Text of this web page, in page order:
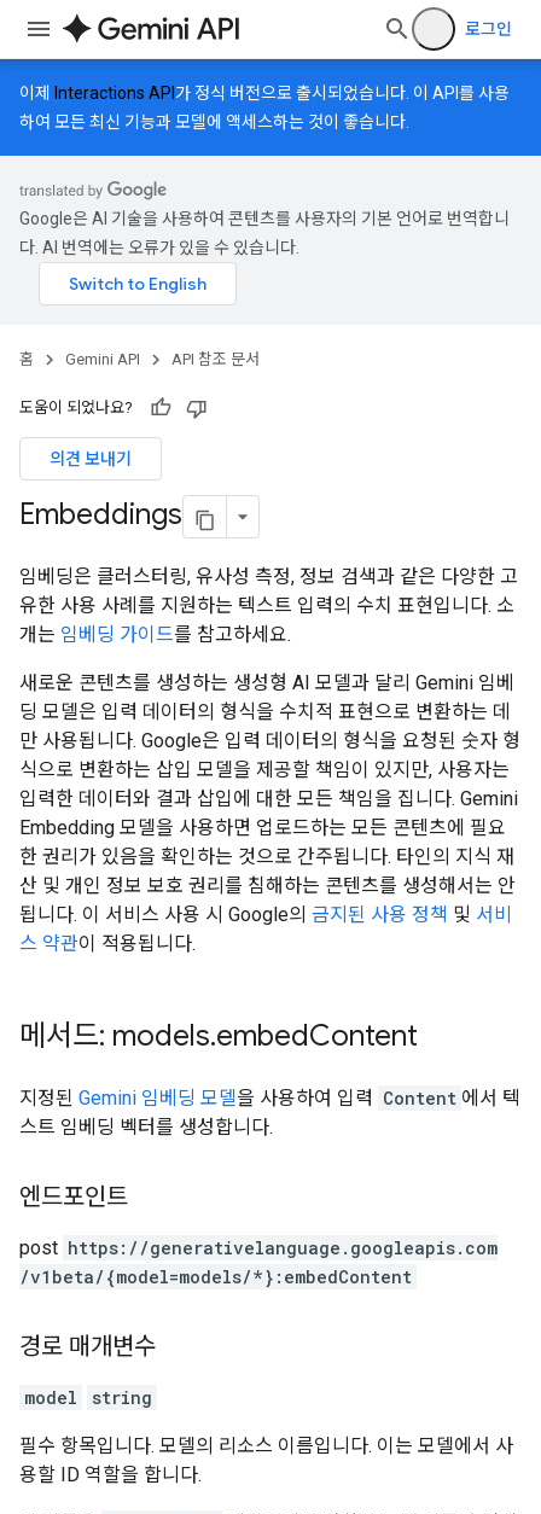
로그인
이제 Interactions API 가 정식 버전으로 출시되었습니다. 이 API를 사용
하여 모든 최신 기능과 모델에 액세스하는 것이 좋습니다.
Google은 AI 기술을 사용하여 콘텐츠를 사용자의 기본 언어로 번역합니
다. AI 번역에는 오류가 있을 수 있습니다.
홈 Gemini API API 참조 문서
도움이 되었나요?
의견 보내기
Embeddings
임베딩은 클러스터링, 유사성 측정, 정보 검색과 같은 다양한 고
유한 사용 사례를 지원하는 텍스트 입력의 수치 표현입니다. 소
개는 임베딩 가이드를 참고하세요.
새로운 콘텐츠를 생성하는 생성형 AI 모델과 달리 Gemini 임베
딩 모델은 입력 데이터의 형식을 수치적 표현으로 변환하는 데
만 사용됩니다. Google은 입력 데이터의 형식을 요청된 숫자 형
식으로 변환하는 삽입 모델을 제공할 책임이 있지만, 사용자는
입력한 데이터와 결과 삽입에 대한 모든 책임을 집니다. Gemini
Embedding 모델을 사용하면 업로드하는 모든 콘텐츠에 필요
한 권리가 있음을 확인하는 것으로 간주됩니다. 타인의 지식 재
산 및 개인 정보 보호 권리를 침해하는 콘텐츠를 생성해서는 안
됩니다. 이 서비스 사용 시 Google의 금지된 사용 정책 및 서비
스 약관이 적용됩니다.
메서드: models.embedContent
지정된 Gemini 임베딩 모델을 사용하여 입력 Content 에서 텍
스트 임베딩 벡터를 생성합니다.
엔드포인트
post https: / /generativelanguage.googleapis.com
/v1beta/{model=models/*}:embedContent
경로 매개변수
model string
필수 항목입니다. 모델의 리소스 이름입니다. 이는 모델에서 사
용할 ID 역할을 합니다.